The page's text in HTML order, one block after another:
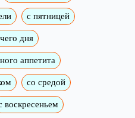
c пятницей
дня
аппетита
со средой
воскресеньем